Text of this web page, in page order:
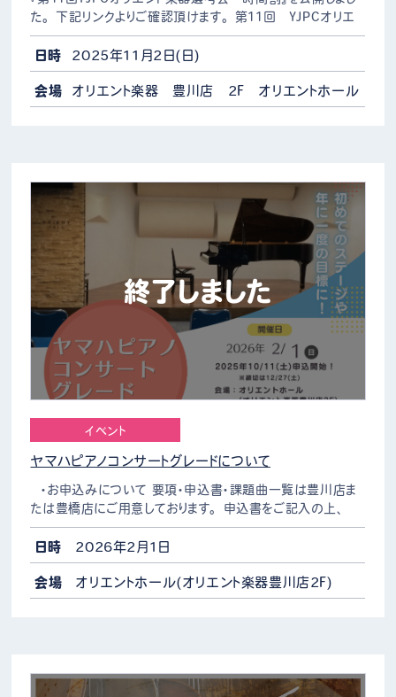
た。 下記リンクよりご確認頂けます。 第11回 YJPCオリエ
ント楽器選考会 時間割
日時 2025年11月2日(日)
会場 オリエント楽器 豊川店 2F オリエントホール
終了しました
イベント
ヤマハピアノコンサートグレードについて
・お申込みについて 要項・申込書・課題曲一覧は豊川店ま
たは豊橋店にご用意しております。 申込書をご記入の上、
12/27(土)までに豊川店もしくは豊橋店へ料金と共にご提出
ください。 ※オリエント楽器の生徒様は…
日時 2026年2月1日
会場 オリエントホール(オリエント楽器豊川店2F)